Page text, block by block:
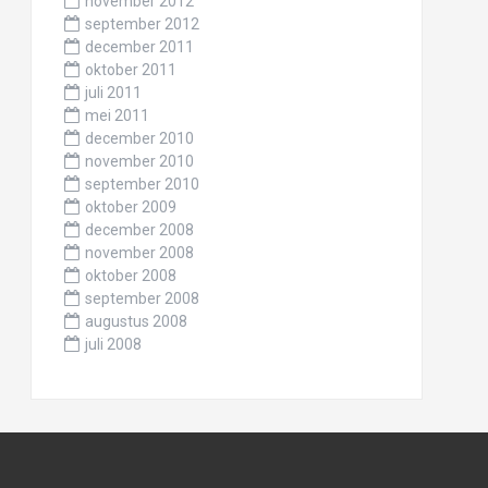
september 2012
december 2011
oktober 2011
juli 2011
mei 2011
december 2010
november 2010
september 2010
oktober 2009
december 2008
november 2008
oktober 2008
september 2008
augustus 2008
juli 2008